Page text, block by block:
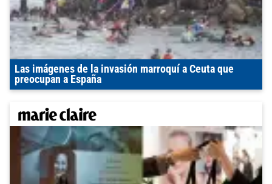
Las imágenes de la invasión marroquí a Ceuta que
preocupan a España